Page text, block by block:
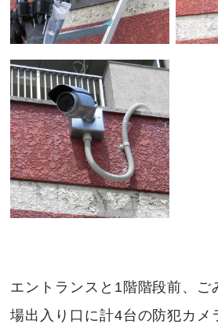
エントランスと1階階段前、ご
場出入り口に計4台の防犯カメ